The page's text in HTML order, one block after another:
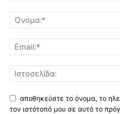
αποθηκεύστε το όνομα, το
τον ιστότοπό μου σε αυτό το